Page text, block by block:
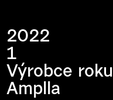
2022
1
Výrobce roku
Amplla